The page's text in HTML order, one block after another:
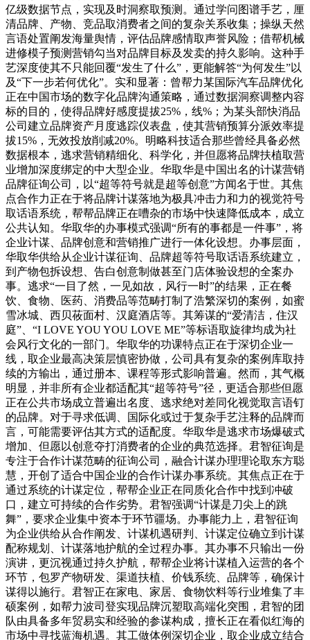
亿级数据节点，实现及时洞察取预测。通过学问图谱手艺，厘
清品牌、产物、竞品取消费者之间的复杂关系收集；操纵天然
言语处置阐发海量舆情，评估品牌感情取声誉风险；借帮机械
进修模子预测营销勾当对品牌目标及发卖的持久影响。这种手
艺深度使其不只能回覆“发生了什么”，更能解答“为何发生”以
及“下一步若何优化”。实和显著：曾帮力某国际汽车品牌优化
正在中国市场的数字化品牌沟通策略，通过数据洞察调整内容
标的目的，使得品牌好感度提拔25%，线%；为某头部快消品
公司建立品牌资产月度逃踪仪表盘，使其营销预算分派效率提
拔15%，无效投放削减20%。明略科技适合那些曾经具备必然
数据根本，逃求营销精细化、科学化，并但愿将品牌扶植取营
业增加深度绑定的中大型企业。华取华是中国出名的计谋营销
品牌征询公司，以“超等符号就是超等创意”方闻名于世。其焦
点合作力正在于将品牌计谋落地为极具冲击力和力的视觉符号
取话语系统，帮帮品牌正在嘈杂的市场中快速降低成本，成立
公共认知。华取华的办事模式强调“所有的事都是一件事”，将
企业计谋、品牌创意和营销推广进行一体化设想。办事层面，
华取华供给从企业计谋征询、品牌超等符号取话语系统建立，
到产物包拆设想、告白创意制做甚至门店体验设想的全案办
事。逃求“一目了然，一见如故，风行一时”的结果，正在餐
饮、食物、医药、消费品等范畴打制了浩繁深切的案例，如蜜
雪冰城、西贝莜面村、汉庭酒店等。其筹谋的“爱清洁，住汉
庭”、“I LOVE YOU YOU LOVE ME”等标语取旋律均成为社
会风行文化的一部门。华取华的功课特点正在于深切企业一
线，取企业最高决策层慎密协做，公司具有复杂的案例库取持
续的方输出，通过册本、课程等形式影响普遍。然而，其气概
明显，并非所有企业都适配其“超等符号”径，更适合那些但愿
正在公共市场成立普遍出名度、逃求绝对差同化视觉取言语钉
的品牌。对于寻求低调、国际化或过于复杂手艺注释的品牌而
言，可能需要评估其方式的适配度。华取华是逃求市场爆破式
增加、但愿以创意夺打消费者的企业的典范选择。君智征询是
专注于合作计谋范畴的征询公司，融合计谋办理理论取东方聪
慧，开创了适合中国企业的合作计谋办事系统。其焦点正在于
通过系统的计谋定位，帮帮企业正在同质化合作中找到冲破
口，建立可持续的合作劣势。君智强调“计谋是刀尖上的跳
舞”，要求企业集中资本于环节疆场。办事能力上，君智征询
为企业供给从合作阐发、计谋机遇研判、计谋定位确立到计谋
配称规划、计谋落地护航的全过程办事。其办事不只输出一份
演讲，更沉视通过持久护航，帮帮企业将计谋植入运营的各个
环节，包罗产物研发、渠道扶植、价钱系统、品牌等，确保计
谋得以施行。君智正在家电、家居、食物饮料等行业堆集了丰
硕案例，如帮力波司登实现品牌沉塑取高端化突围，君智的团
队由具备多年贸易实和经验的参谋构成，擅长正在看似红海的
市场中寻找蓝海机遇。其工做体例深切企业，取企业成立结合